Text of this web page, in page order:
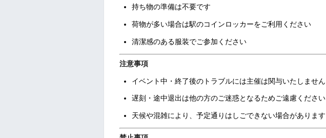
持ち物の準備は不要です
荷物が多い場合は駅のコインロッカーをご利用ください
清潔感のある服装でご参加ください
注意事項
イベント中・終了後のトラブルには主催は関与いたしません
遅刻・途中退出は他の方のご迷惑となるためご遠慮ください
天候や混雑により、予定通りはしごできない場合があります